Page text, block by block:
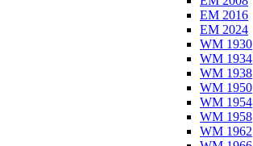
EM 2016
EM 2024
WM 1930
WM 1934
WM 1938
WM 1950
WM 1954
WM 1958
WM 1962